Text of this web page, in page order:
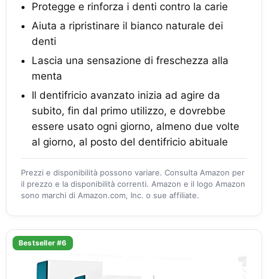
Protegge e rinforza i denti contro la carie
Aiuta a ripristinare il bianco naturale dei
denti
Lascia una sensazione di freschezza alla
menta
Il dentifricio avanzato inizia ad agire da
subito, fin dal primo utilizzo, e dovrebbe
essere usato ogni giorno, almeno due volte
al giorno, al posto del dentifricio abituale
Prezzi e disponibilità possono variare. Consulta Amazon per
il prezzo e la disponibilità correnti. Amazon e il logo Amazon
sono marchi di Amazon.com, Inc. o sue affiliate.
Bestseller #6